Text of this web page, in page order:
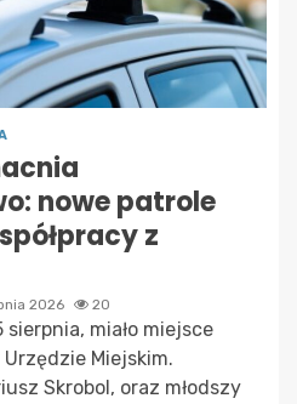
nowe patrole
z
2026 20
miało miejsce
Miejskim.
Skrobol, oraz młodszy